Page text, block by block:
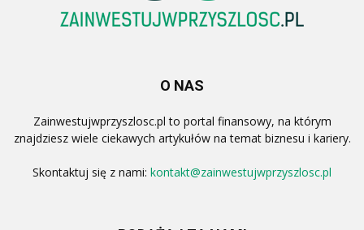
O NAS
Zainwestujwprzyszlosc.pl to portal finansowy, na którym
znajdziesz wiele ciekawych artykułów na temat biznesu i kariery.
Skontaktuj się z nami: kontakt@zainwestujwprzyszlosc.pl